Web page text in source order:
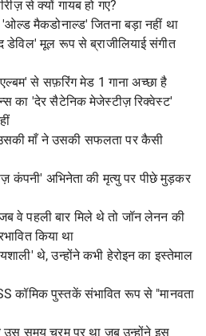
से क्यों गायब हो गए?
मैकडोनाल्ड' जितना बड़ा नहीं था
डेविल' मूल रूप से ब्राजीलियाई संगीत
एल्बम' से सफ़रिंग मेड 1 गाना अच्छा है
का 'देर सैटेनिक मेजेस्टीज़ रिक्वेस्ट'
माँ ने उसकी सफलता पर कैसी
कंपनी' अभिनेता की मृत्यु पर पीछे मुड़कर
वे पहली बार मिले थे तो जॉन लेनन की
किया था
थे, उन्होंने कभी हेरोइन का इस्तेमाल
कॉमिक पुस्तकें संभावित रूप से "मानवता
समय चरम पर था जब उन्होंने इस